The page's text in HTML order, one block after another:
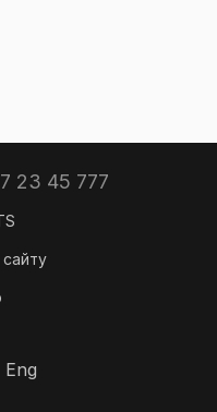
23 45 777
Eng